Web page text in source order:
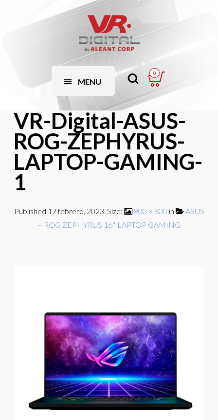
MENU
0
VR-Digital-ASUS-
ROG-ZEPHYRUS-
LAPTOP-GAMING-
1
Published 17 febrero, 2023. Size: 800 × 800 in
ASUS
– ROG ZEPHYRUS 16″ LAPTOP GAMING